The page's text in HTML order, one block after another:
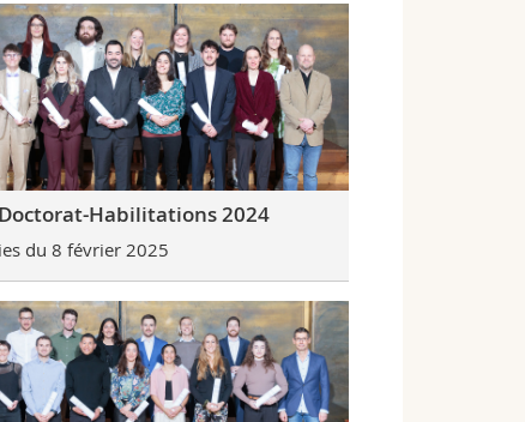
Habilitations 2024
du 8 février 2025